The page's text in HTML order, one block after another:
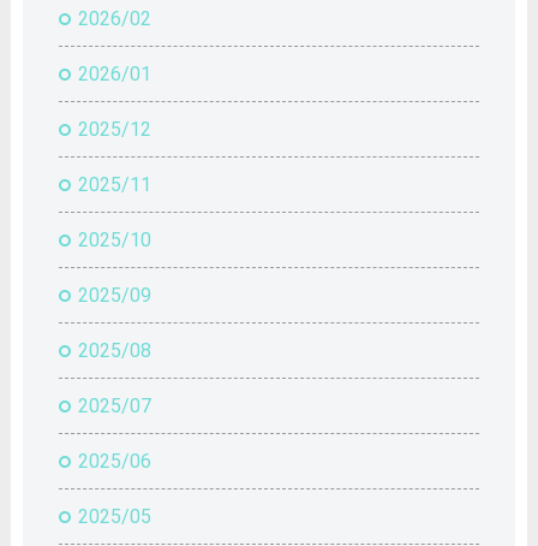
2026/02
2026/01
2025/12
2025/11
2025/10
2025/09
2025/08
2025/07
2025/06
2025/05